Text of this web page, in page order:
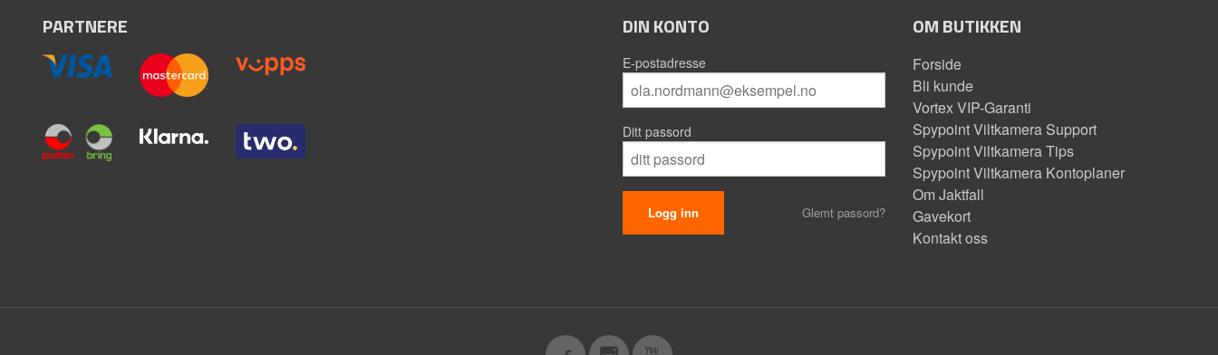
PARTNERE DIN KONTO
E-postadresse
Ditt passord
Glemt passord?
OM BUTIKKEN
Forside
Bli kunde
Vortex VIP-Garanti
Spypoint Viltkamera Support
Spypoint Viltkamera Tips
Spypoint Viltkamera Kontoplaner
Om Jaktfall
Gavekort
Kontakt oss